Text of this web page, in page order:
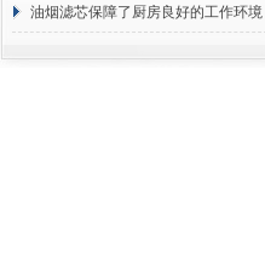
断
油烟滤芯保障了厨房良好的工作环境